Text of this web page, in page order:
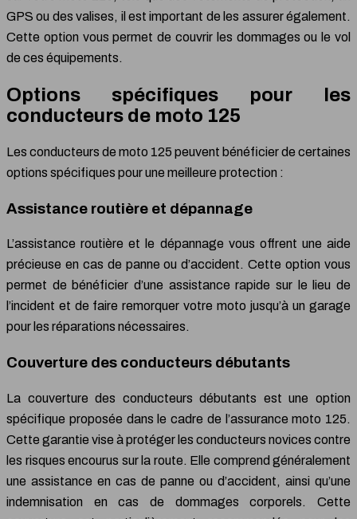
GPS ou des valises, il est important de les assurer également.
Cette option vous permet de couvrir les dommages ou le vol
de ces équipements.
Options spécifiques pour les
conducteurs de moto 125
Les conducteurs de moto 125 peuvent bénéficier de certaines
options spécifiques pour une meilleure protection :
Assistance routière et dépannage
L’assistance routière et le dépannage vous offrent une aide
précieuse en cas de panne ou d’accident. Cette option vous
permet de bénéficier d’une assistance rapide sur le lieu de
l’incident et de faire remorquer votre moto jusqu’à un garage
pour les réparations nécessaires.
Couverture des conducteurs débutants
La couverture des conducteurs débutants est une option
spécifique proposée dans le cadre de l’assurance moto 125.
Cette garantie vise à protéger les conducteurs novices contre
les risques encourus sur la route. Elle comprend généralement
une assistance en cas de panne ou d’accident, ainsi qu’une
indemnisation en cas de dommages corporels. Cette